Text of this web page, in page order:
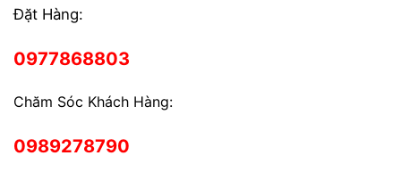
Đặt Hàng:
0977868803
Chăm Sóc Khách Hàng:
0989278790